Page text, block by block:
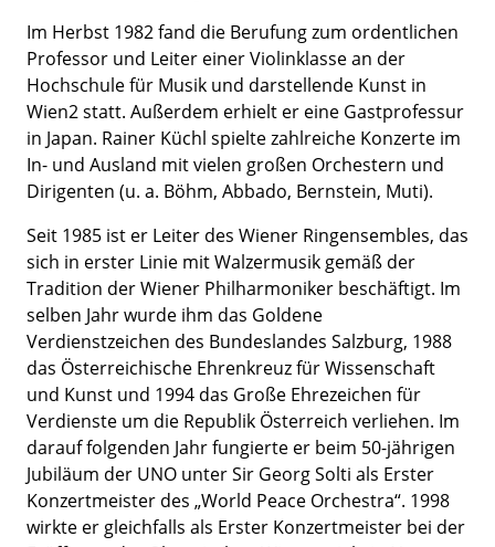
Im Herbst 1982 fand die Berufung zum ordentlichen
Professor und Leiter einer Violinklasse an der
Hochschule für Musik und darstellende Kunst in
Wien2 statt. Außerdem erhielt er eine Gastprofessur
in Japan. Rainer Küchl spielte zahlreiche Konzerte im
In- und Ausland mit vielen großen Orchestern und
Dirigenten (u. a. Böhm, Abbado, Bernstein, Muti).
Seit 1985 ist er Leiter des Wiener Ringensembles, das
sich in erster Linie mit Walzermusik gemäß der
Tradition der Wiener Philharmoniker beschäftigt. Im
selben Jahr wurde ihm das Goldene
Verdienstzeichen des Bundeslandes Salzburg, 1988
das Österreichische Ehrenkreuz für Wissenschaft
und Kunst und 1994 das Große Ehrezeichen für
Verdienste um die Republik Österreich verliehen. Im
darauf folgenden Jahr fungierte er beim 50-jährigen
Jubiläum der UNO unter Sir Georg Solti als Erster
Konzertmeister des „World Peace Orchestra“. 1998
wirkte er gleichfalls als Erster Konzertmeister bei der